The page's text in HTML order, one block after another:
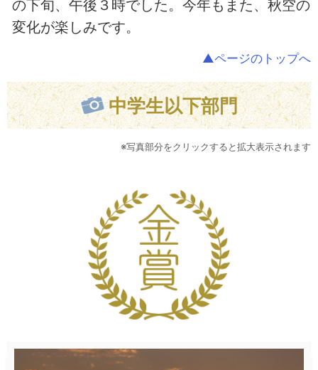
の下旬、午後３時でした。今年もまた、秋空の
変化が楽しみです。
▲ページのトップへ
中学生以下部門
※写真部分をクリックすると拡大表示されます